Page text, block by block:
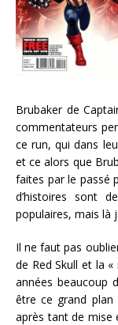
Brubaker de
commentateurs
ce run, qui dans
et ce alors que
faites par le passé
d’histoires sont
populaires, mais là
Il ne faut pas
de Red Skull et la
années beaucoup
être ce grand plan
après tant de mise